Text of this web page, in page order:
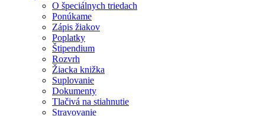
O špeciálnych triedach
Ponúkame
Zápis žiakov
Poplatky
Štipendium
Rozvrh
Žiacka knižka
Suplovanie
Dokumenty
Tlačivá na stiahnutie
Stravovanie